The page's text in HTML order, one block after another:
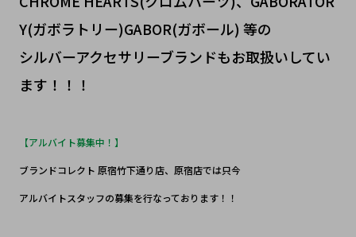
Y(ガボラトリー)GABOR(ガボール) 等の
シルバーアクセサリーブランドもお取扱いしてい
ます！！！
【アルバイト募集中！】
ブランドコレクト 原宿竹下通り店、原宿店では只今
アルバイトスタッフの募集を行なっております！！